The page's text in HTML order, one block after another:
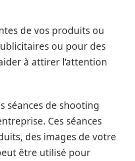
de vos produits ou
ou pour des
à attirer l’attention
séances de shooting
Ces séances
des images de votre
être utilisé pour